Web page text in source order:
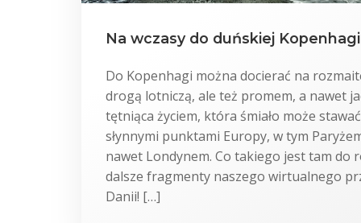
Na wczasy do duńskiej Kopenhagi
Do Kopenhagi można docierać na
drogą lotniczą, ale też promem, a nawet
tętniąca życiem, która śmiało może
słynnymi punktami Europy, w tym
nawet Londynem. Co takiego jest tam do
dalsze fragmenty naszego wirtualnego
Danii! […]